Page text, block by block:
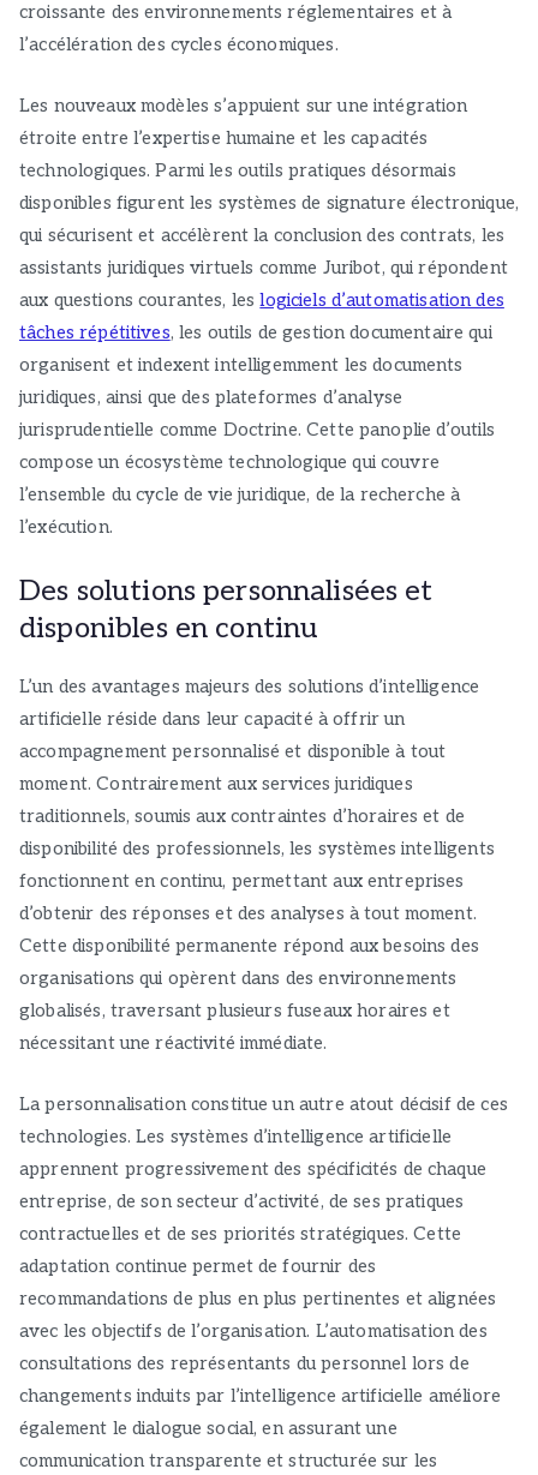
croissante des environnements réglementaires et à
l’accélération des cycles économiques.
Les nouveaux modèles s’appuient sur une intégration
étroite entre l’expertise humaine et les capacités
technologiques. Parmi les outils pratiques désormais
disponibles figurent les systèmes de signature électronique,
qui sécurisent et accélèrent la conclusion des contrats, les
assistants juridiques virtuels comme Juribot, qui répondent
aux questions courantes, leslogiciels d’automatisation des
tâches répétitives, les outils de gestion documentaire qui
organisent et indexent intelligemment les documents
juridiques, ainsi que des plateformes d’analyse
jurisprudentielle comme Doctrine. Cette panoplie d’outils
compose un écosystème technologique qui couvre
l’ensemble du cycle de vie juridique, de la recherche à
l’exécution.
Des solutions personnalisées et
disponibles en continu
L’un des avantages majeurs des solutions d’intelligence
artificielle réside dans leur capacité à offrir un
accompagnement personnalisé et disponible à tout
moment. Contrairement aux services juridiques
traditionnels, soumis aux contraintes d’horaires et de
disponibilité des professionnels, les systèmes intelligents
fonctionnent en continu, permettant aux entreprises
d’obtenir des réponses et des analyses à tout moment.
Cette disponibilité permanente répond aux besoins des
organisations qui opèrent dans des environnements
globalisés, traversant plusieurs fuseaux horaires et
nécessitant une réactivité immédiate.
La personnalisation constitue un autre atout décisif de ces
technologies. Les systèmes d’intelligence artificielle
apprennent progressivement des spécificités de chaque
entreprise, de son secteur d’activité, de ses pratiques
contractuelles et de ses priorités stratégiques. Cette
adaptation continue permet de fournir des
recommandations de plus en plus pertinentes et alignées
avec les objectifs de l’organisation. L’automatisation des
consultations des représentants du personnel lors de
changements induits par l’intelligence artificielle améliore
également le dialogue social, en assurant une
communication transparente et structurée sur les